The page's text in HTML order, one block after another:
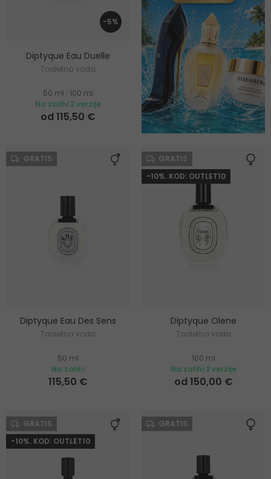
-5%
Diptyque Eau Duelle
Toaletna voda
50 ml
100 ml
Na zalihi 2 verzije
od 115,50 €
GRATIS
Diptyque Eau Des Sens
Toaletna voda
50 ml
Na zalihi
115,50 €
GRATIS
-10%. KOD: OUTLET10
Diptyque Olene
Toaletna voda
100 ml
Na zalihi 2 verzije
od 150,00 €
GRATIS
-10%. KOD: OUTLET10
GRATIS